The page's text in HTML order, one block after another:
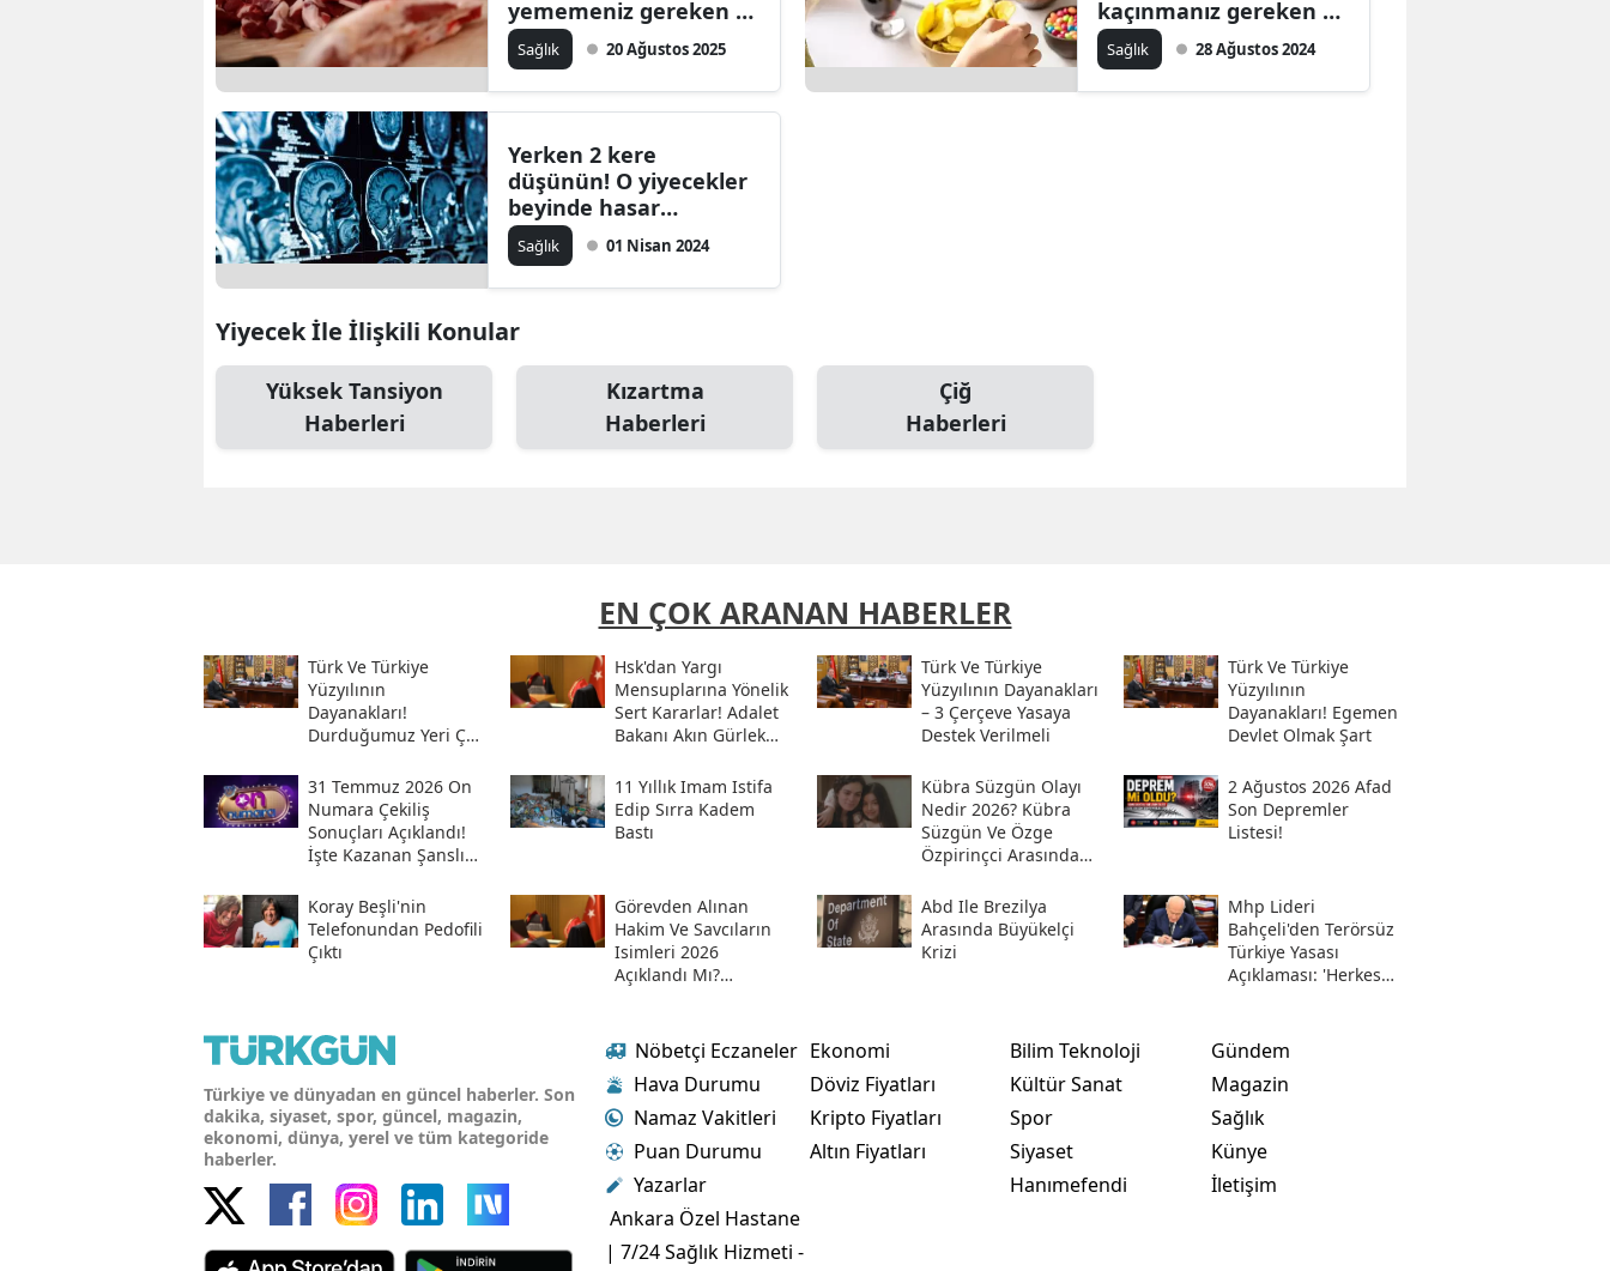
yememeniz gereken 6
yiyecek
Sağlık 20 Ağustos 2025
kaçınmanız gereken o
yiyecekler
Sağlık 28 Ağustos 2024
Yerken 2 kere
düşünün! O yiyecekler
beyinde hasar
oluşturuyor!
Sağlık 01 Nisan 2024
Yiyecek İle İlişkili Konular
Yüksek Tansiyon
Haberleri
Kızartma
Haberleri
Çiğ
Haberleri
EN ÇOK ARANAN HABERLER
Türk Ve Türkiye
Yüzyılının
Dayanakları!
Durduğumuz Yeri Çok
Hsk'dan Yargı
Mensuplarına Yönelik
Sert Kararlar! Adalet
Bakanı Akın Gürlek
Hesabından Açıkladı
Türk Ve Türkiye
Yüzyılının Dayanakları
– 3 Çerçeve Yasaya
Destek Verilmeli
Türk Ve Türkiye
Yüzyılının
Dayanakları! Egemen
Devlet Olmak Şart
31 Temmuz 2026 On
Numara Çekiliş
Sonuçları Açıklandı!
İşte Kazanan Şanslı
Sorgulama Ekranı
11 Yıllık Imam Istifa
Edip Sırra Kadem
Bastı
Kübra Süzgün Olayı
Nedir 2026? Kübra
Süzgün Ve Özge
Özpirinçci Arasında
2 Ağustos 2026 Afad
Son Depremler
Listesi!
Koray Beşli'nin
Telefonundan Pedofili
Çıktı
Görevden Alınan
Hakim Ve Savcıların
Isimleri 2026
Açıklandı Mı?
Savcılar Isim Listesi
Abd Ile Brezilya
Arasında Büyükelçi
Krizi
Mhp Lideri
Bahçeli'den Terörsüz
Türkiye Yasası
Açıklaması: 'herkes
Türkiye ve dünyadan en güncel haberler. Son
dakika, siyaset, spor, güncel, magazin,
ekonomi, dünya, yerel ve tüm kategoride
haberler.
Nöbetçi Eczaneler
Hava Durumu
Namaz Vakitleri
Puan Durumu
Yazarlar
Ankara Özel Hastane
| 7/24 Sağlık Hizmeti -
Ekonomi
Döviz Fiyatları
Kripto Fiyatları
Altın Fiyatları
Bilim Teknoloji
Kültür Sanat
Spor
Siyaset
Hanımefendi
Gündem
Magazin
Sağlık
Künye
İletişim